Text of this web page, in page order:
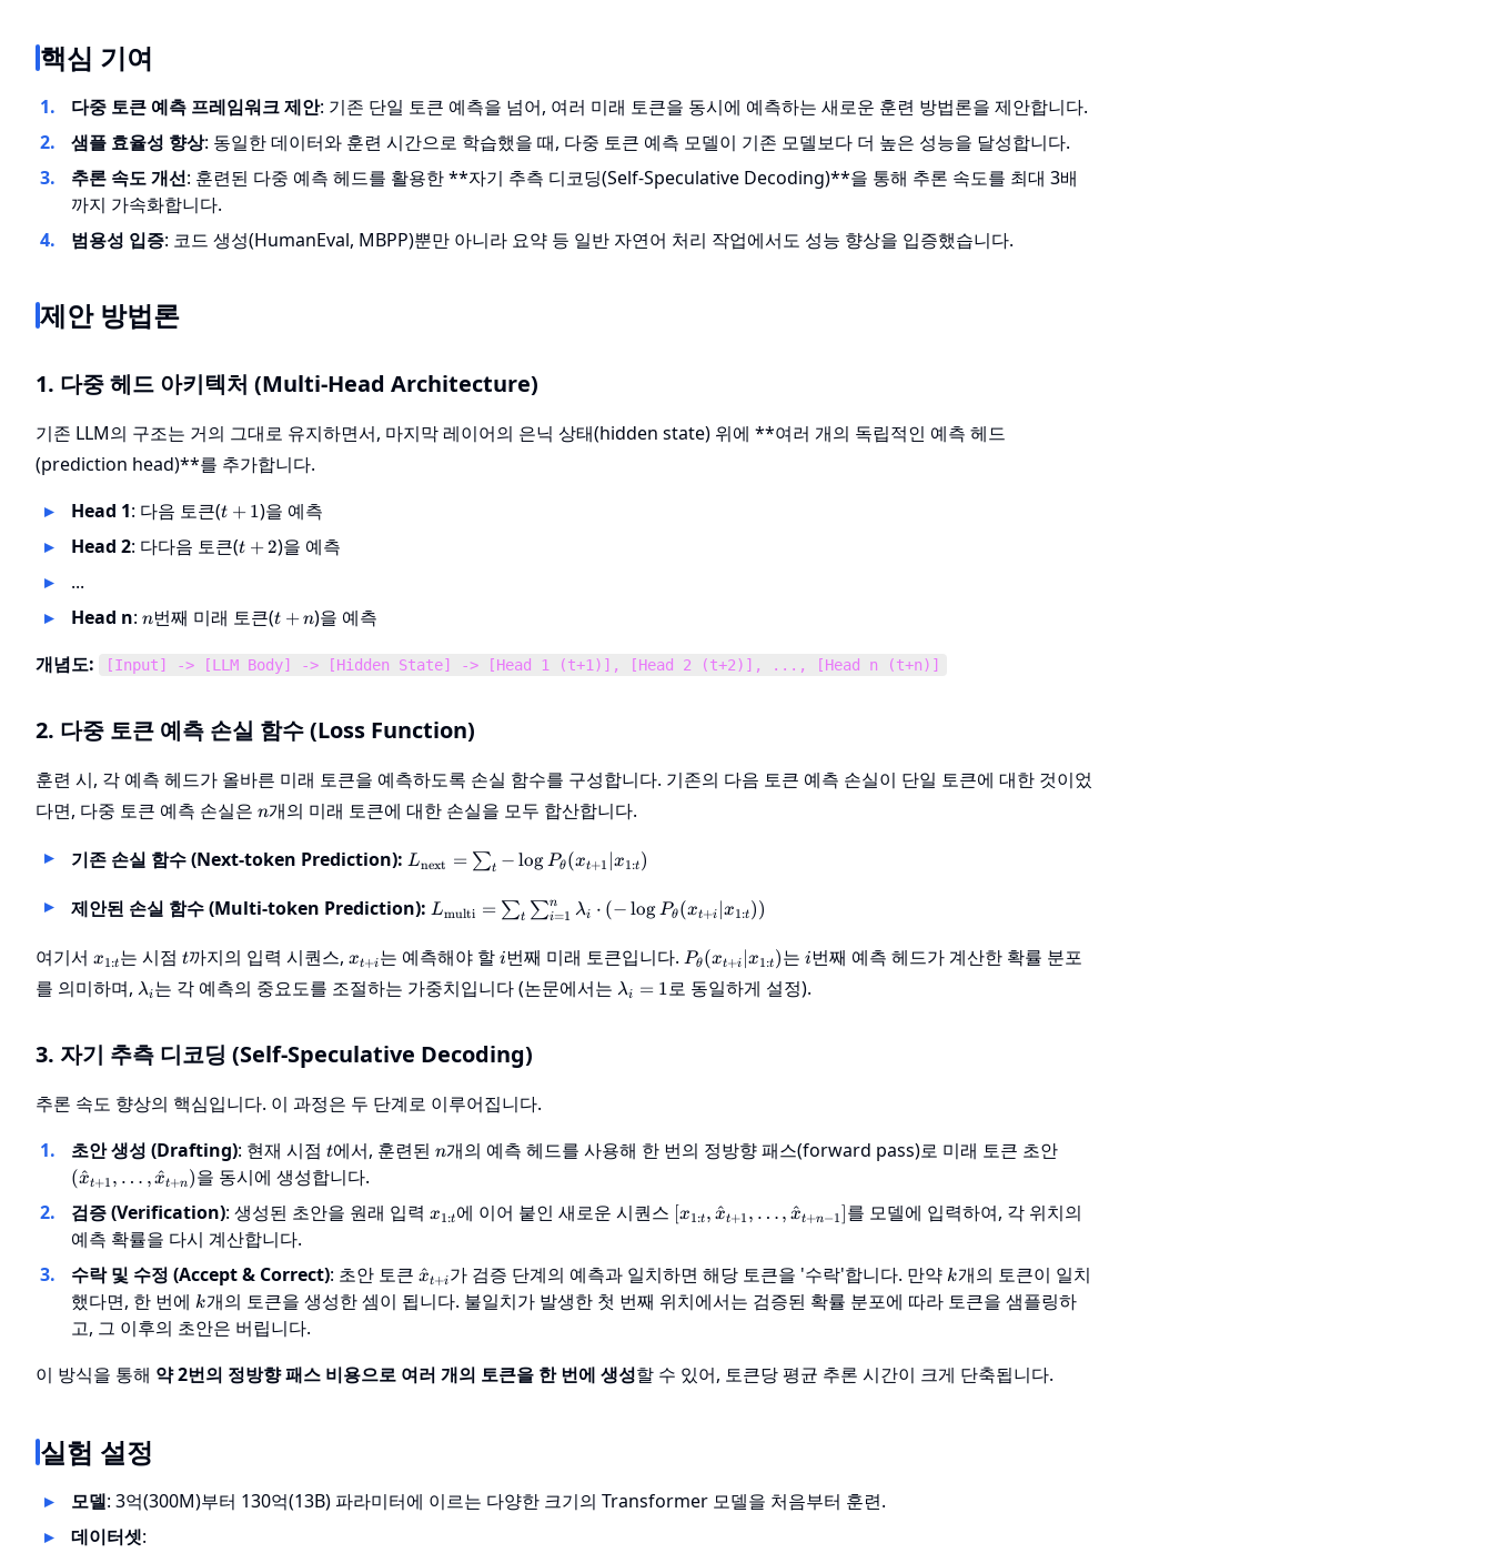
핵심 기여
다중 토큰 예측 프레임워크 제안: 기존 단일 토큰 예측을 넘어, 여러 미래 토큰을 동시에 예측하는 새로운 훈련 방법론을 제안합니다.
샘플 효율성 향상: 동일한 데이터와 훈련 시간으로 학습했을 때, 다중 토큰 예측 모델이 기존 모델보다 더 높은 성능을 달성합니다.
추론 속도 개선: 훈련된 다중 예측 헤드를 활용한 **자기 추측 디코딩(Self-Speculative Decoding)**을 통해 추론 속도를 최대 3배
까지 가속화합니다.
범용성 입증: 코드 생성(HumanEval, MBPP)뿐만 아니라 요약 등 일반 자연어 처리 작업에서도 성능 향상을 입증했습니다.
제안 방법론
1. 다중 헤드 아키텍처 (Multi-Head Architecture)
기존 LLM의 구조는 거의 그대로 유지하면서, 마지막 레이어의 은닉 상태(hidden state) 위에 **여러 개의 독립적인 예측 헤드
(prediction head)**를 추가합니다.
Head 1: 다음 토큰(t+1
t + 1)을 예측
Head 2: 다다음 토큰(t+2
t +2)을 예측
...
Head n: n
n번째 미래 토큰(t+n
t + n)을 예측
개념도:
[Input] -> [LLM Body] -> [Hidden State] -> [Head 1 (t+1)], [Head 2 (t+2)], ..., [Head n (t+n)]
2. 다중 토큰 예측 손실 함수 (Loss Function)
훈련 시, 각 예측 헤드가 올바른 미래 토큰을 예측하도록 손실 함수를 구성합니다. 기존의 다음 토큰 예측 손실이 단일 토큰에 대한 것이었
다면, 다중 토큰 예측 손실은 n
n개의 미래 토큰에 대한 손실을 모두 합산합니다.
기존 손실 함수 (Next-token Prediction): L_{\text{next}}
= \sum_{t} -\log
P_\theta(x_{t+1}
| x_{1:t})
Lnext = ∑t − logPθ(xt+1 ∣x1 :t)
제안된 손실 함수 (Multi-token Prediction): L_{\text{multi}}
= \sum_{t}
\sum_{i=1}^{n}
\lambda_i \cdot
(-\log
Lmulti = ∑t ∑i=1
n λi ⋅ (− logPθ(xt+i ∣x1 :t))
여기서 x_{1:t}
x1 :t는 시점 t
t까지의 입력 시퀀스, x_{t+i}
xt+i는 예측해야 할 i
i번째 미래 토큰입니다. P_\theta(x_{t+i}
| x_{1:t})
Pθ(xt+i ∣x1 :t)는i
i번째 예측 헤드가 계산한 확률 분포
를 의미하며, \lambda_i
λi는 각 예측의 중요도를 조절하는 가중치입니다 (논문에서는 \lambda_i=1
λi = 1로 동일하게 설정).
3. 자기 추측 디코딩 (Self-Speculative Decoding)
추론 속도 향상의 핵심입니다. 이 과정은 두 단계로 이루어집니다.
초안 생성 (Drafting): 현재 시점 t
t에서, 훈련된 n
n개의 예측 헤드를 사용해 한 번의 정방향 패스(forward pass)로 미래 토큰 초안
(x
^t+1 , … , x
^t+n)을 동시에 생성합니다.
검증 (Verification): 생성된 초안을 원래 입력 x_{1:t}
x1 :t에 이어 붙인 새로운 시퀀스 [x_{1:t},
\hat{x}_{t+n-
1}]
x1 :t, x
^t+1 , … , x
^t+n−1
를 모델에 입력하여, 각 위치의
예측 확률을 다시 계산합니다.
수락 및 수정 (Accept & Correct): 초안 토큰 \hat{x}_{t+i}
x
^t+i가 검증 단계의 예측과 일치하면 해당 토큰을 '수락'합니다. 만약 k
k개의 토큰이 일치
했다면, 한 번에 k
k개의 토큰을 생성한 셈이 됩니다. 불일치가 발생한 첫 번째 위치에서는 검증된 확률 분포에 따라 토큰을 샘플링하
고, 그 이후의 초안은 버립니다.
이 방식을 통해 약 2번의 정방향 패스 비용으로 여러 개의 토큰을 한 번에 생성할 수 있어, 토큰당 평균 추론 시간이 크게 단축됩니다.
실험 설정
모델: 3억(300M)부터 130억(13B) 파라미터에 이르는 다양한 크기의 Transformer 모델을 처음부터 훈련.
데이터셋: